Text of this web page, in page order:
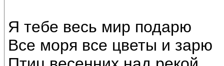
Я тебе весь мир подарю
Все моря все цветы и зарю